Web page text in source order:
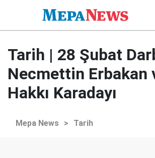
Tarih | 28 Şubat
Necmettin Erbakan
Hakkı Karadayı
Mepa News > Tarih